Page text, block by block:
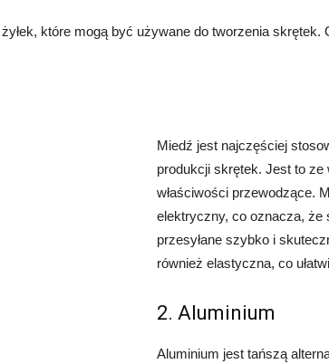
które mogą być używane do tworzenia skrętek.
Miedź jest najczęściej
produkcji skrętek. Jest to ze
właściwości przewodzące.
elektryczny, co oznacza, że
przesyłane szybko i
również elastyczna, co
2. Aluminium
Aluminium jest tańszą